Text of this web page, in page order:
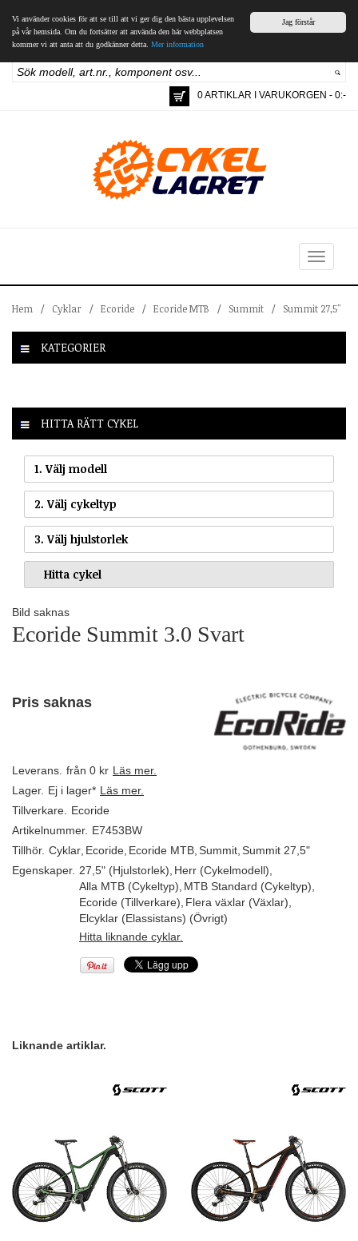
Jag förstår
Vi använder cookies för att se till att vi ger dig den bästa upplevelsen
på vår hemsida. Om du fortsätter att använda den här webbplatsen
kommer vi att anta att du godkänner detta. Mer information
0 ARTIKLAR I VARUKORGEN - 0:-
Toggle
navigation
Hem / Cyklar / Ecoride / Ecoride MTB / Summit / Summit 27,5"
KATEGORIER
HITTA RÄTT CYKEL
1. Välj modell
2. Välj cykeltyp
3. Välj hjulstorlek
Bild saknas
Ecoride Summit 3.0 Svart
Pris saknas
Leverans. från 0 kr Läs mer.
Lager. Ej i lager* Läs mer.
Tillverkare.
Ecoride
Artikelnummer. E7453BW
Tillhör. Cyklar Ecoride Ecoride MTB Summit Summit 27,5"
Egenskaper. 27,5" (Hjulstorlek) Herr (Cykelmodell)
Alla MTB (Cykeltyp) MTB Standard (Cykeltyp)
Ecoride (Tillverkare) Flera växlar (Växlar)
Elcyklar (Elassistans) (Övrigt)
Hitta liknande cyklar.
Liknande artiklar.